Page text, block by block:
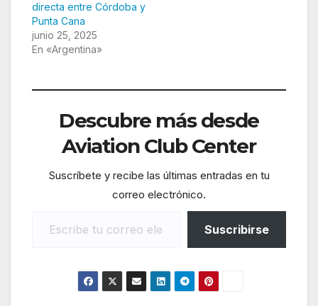
directa entre Córdoba y
Punta Cana
junio 25, 2025
En «Argentina»
Descubre más desde
Aviation Club Center
Suscríbete y recibe las últimas entradas en tu
correo electrónico.
Suscribirse